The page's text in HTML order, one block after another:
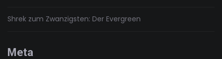
Shrek zum Zwanzigsten: Der Evergreen
Meta